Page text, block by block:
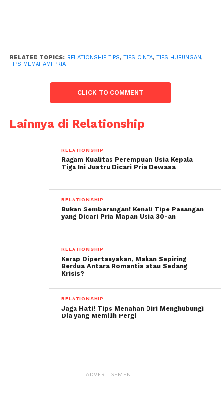
RELATED TOPICS: RELATIONSHIP TIPS, TIPS CINTA, TIPS HUBUNGAN,
TIPS MEMAHAMI PRIA
CLICK TO COMMENT
Lainnya di Relationship
RELATIONSHIP
Ragam Kualitas Perempuan Usia Kepala
Tiga Ini Justru Dicari Pria Dewasa
RELATIONSHIP
Bukan Sembarangan! Kenali Tipe Pasangan
yang Dicari Pria Mapan Usia 30-an
RELATIONSHIP
Kerap Dipertanyakan, Makan Sepiring
Berdua Antara Romantis atau Sedang
Krisis?
RELATIONSHIP
Jaga Hati! Tips Menahan Diri Menghubungi
Dia yang Memilih Pergi
ADVERTISEMENT